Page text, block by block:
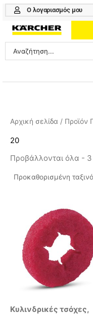
Μετάβαση
περιεχόμενο
Ο λογαριασμός μου
Search
...
PROFESSIONAL
ΑΞΕΣΟΥΑΡ
ΚΑΘΑΡΙΣΤΙΚΑ
Αρχική σελίδα / Προϊόν
20
Προβάλλονται όλα -
Κυλινδρικές τσόχες,